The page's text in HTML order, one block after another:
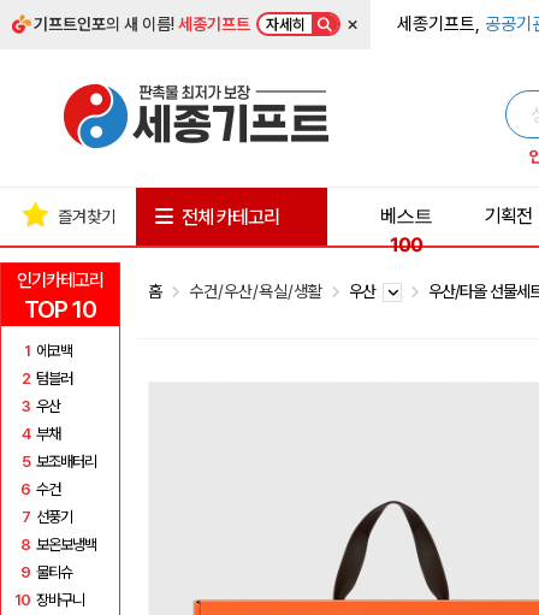
기프트인포의 새 이름!세종기프트 자세히 × 세종기프트, 공공기
인기카테고리
TOP 10
1 에코백
2 텀블러
3 우산
4 부채
5 보조배터리
6 수건
7 선풍기
8 보온보냉백
9 물티슈
10 장바구니
즐겨찾기 전체 카테고리
베스트
100
기획전
홈 수건/우산/욕실/생활 우산 우산/타올 선물세